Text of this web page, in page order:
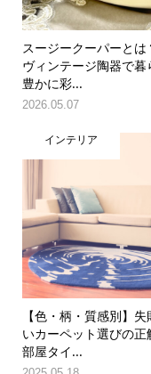
スージークーパーとは
ヴィンテージ陶器で暮
豊かに彩...
2026.05.07
インテリア
【色・柄・質感別】
いカーペット選びの正
部屋タイ...